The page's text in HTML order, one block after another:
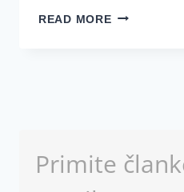
READ MOREPREDAJ
Primite